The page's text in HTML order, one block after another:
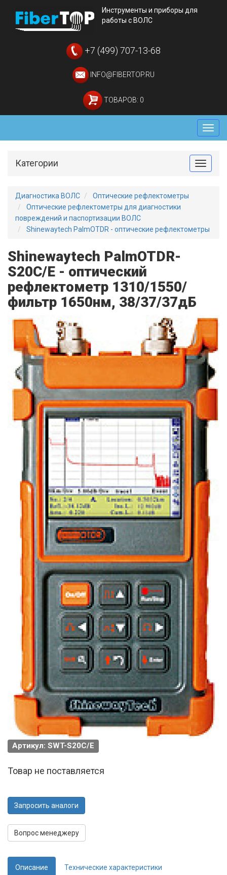
Инструменты и приборы для
работы с ВОЛС
+7 (499) 707-13-68
INFO@FIBERTOP.RU
ТОВАРОВ: 0
Меню
Toggle
Категории
Диагностика ВОЛС
Оптические рефлектометры
Оптические рефлектометры для диагностики
повреждений и паспортизации ВОЛС
Shinewaytech PalmOTDR - оптические рефлектометры
Shinewaytech PalmOTDR-
S20C/E - оптический
рефлектометр 1310/1550/
фильтр 1650нм, 38/37/37дБ
Артикул: SWT-S20C/E
Товар не поставляется
Запросить аналоги
Вопрос менеджеру
Описание Технические характеристики